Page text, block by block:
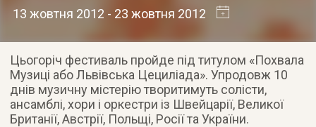
13 жовтня 2012 - 23 жовтня 2012
Цьогоріч фестиваль пройде під титулом «Похвала
Музиці або Львівська Цециліада». Упродовж 10
днів музичну містерію творитимуть солісти,
ансамблі, хори і оркестри із Швейцарії, Великої
Британії, Австрії, Польщі, Росії та України.